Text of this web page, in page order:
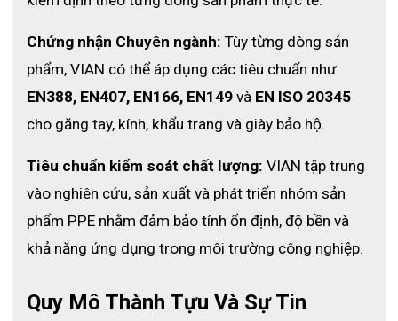
tốt
- Vòng chụp đầu: Khung đôi bằng nhựa dẻo + cao su,
đàn hồi cao, chống trượt
- Kích thước chụp tai: Phù hợp cả người lớn và thiếu niên
- Tiêu chuẩn: EN352-1:2020; ANSI S3.19-1974
Chứng nhận Chuyên ngành: Tùy từng dòng sản
EN388, EN407, EN166, EN149 và EN ISO 20345
cho găng tay, kính, khẩu trang và giày bảo hộ.
Tiêu chuẩn kiểm soát chất lượng: VIAN tập trung
vào nghiên cứu, sản xuất và phát triển nhóm sản
phẩm PPE nhằm đảm bảo tính ổn định, độ bền và
khả năng ứng dụng trong môi trường công nghiệp.
Quy Mô Thành Tựu Và Sự Tin